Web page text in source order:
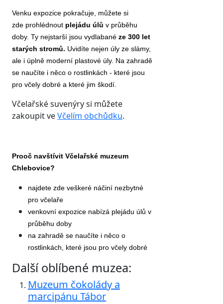
Venku expozice pokračuje, můžete si
zde prohlédnout plejádu úlů v průběhu
doby. Ty nejstarší jsou vydlabané ze 300 let
starých stromů. Uvidíte nejen úly ze slámy,
ale i úplně moderní plastové úly. Na zahradě
se naučíte i něco o rostlinkách - které jsou
pro včely dobré a které jim škodí.
Včelařské suvenýry si můžete
zakoupit veVčelím obchůdku.
Prooč navštívit Včelařské muzeum
Chlebovice?
najdete zde veškeré náčiní nezbytné
pro včelaře
venkovní expozice nabízá plejádu úlů v
průběhu doby
na zahradě se naučíte i něco o
rostlinkách, které jsou pro včely dobré
Další oblíbené muzea:
Muzeum čokolády a
marcipánu Tábor